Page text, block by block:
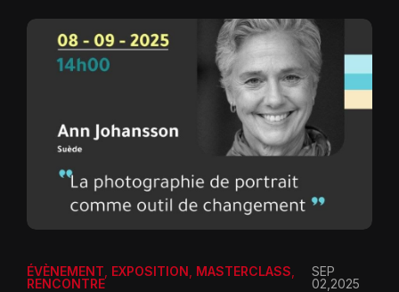
ÉVÈNEMENT EXPOSITION MASTERCLASS
RENCONTRE
SEP
02,2025